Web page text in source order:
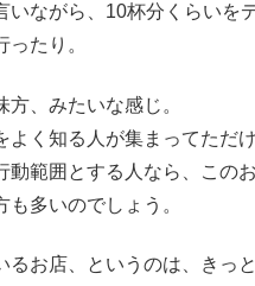
いながら、10杯分くらいを
たり。
、みたいな感じ。
よく知る人が集まってただ
動範囲とする人なら、この
も多いのでしょう。
るお店、というのは、きっ